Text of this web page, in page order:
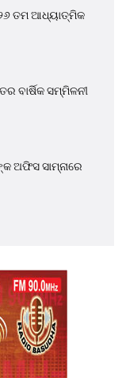
ତମ ଆଧ୍ୟାତ୍ମିକ
ବାର୍ଷିକ ସମ୍ମିଳନୀ
ଅଫିସ ସାମ୍ନାରେ